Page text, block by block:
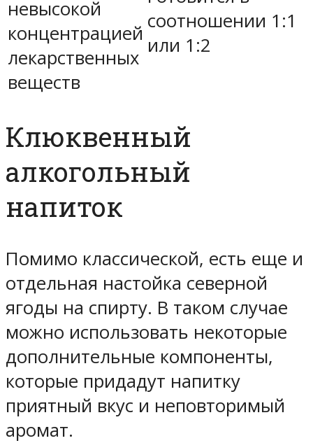
невысокой
концентрацией
лекарственных
веществ
соотношении 1:1
или 1:2
Клюквенный
алкогольный
напиток
Помимо классической, есть еще и
отдельная настойка северной
ягоды на спирту. В таком случае
можно использовать некоторые
дополнительные компоненты,
которые придадут напитку
приятный вкус и неповторимый
аромат.